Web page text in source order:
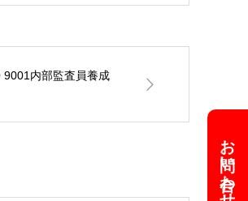
お問い合わせ
内部監査員養成